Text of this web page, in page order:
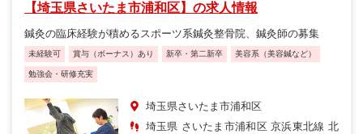
【埼玉県さいたま市浦和区】の求人情報
鍼灸の臨床経験が積めるスポーツ系鍼灸整骨院、鍼灸師の募集
未経験可 賞与（ボーナス）あり 新卒・第二新卒 美容系（美容鍼など）
勉強会・研修充実
埼玉県さいたま市浦和区
埼玉県 さいたま市浦和区 京浜東北線 北